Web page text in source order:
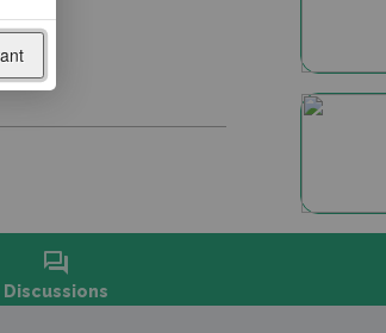
forum
Discussions